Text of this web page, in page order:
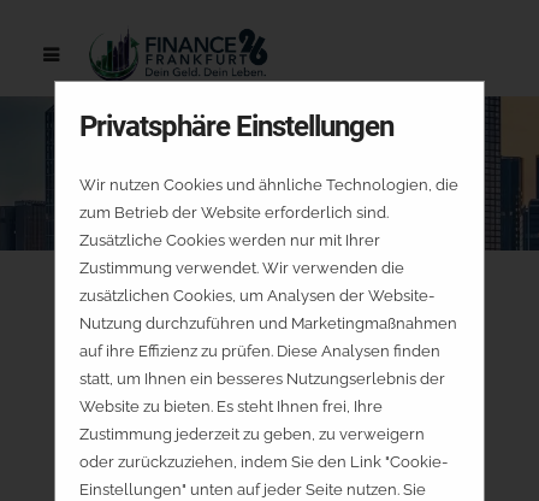
Privatsphäre Einstellungen
Wir nutzen Cookies und ähnliche Technologien, die
zum Betrieb der Website erforderlich sind.
Zusätzliche Cookies werden nur mit Ihrer
Zustimmung verwendet. Wir verwenden die
zusätzlichen Cookies, um Analysen der Website-
Nutzung durchzuführen und Marketingmaßnahmen
auf ihre Effizienz zu prüfen. Diese Analysen finden
statt, um Ihnen ein besseres Nutzungserlebnis der
Website zu bieten. Es steht Ihnen frei, Ihre
Zustimmung jederzeit zu geben, zu verweigern
oder zurückzuziehen, indem Sie den Link "Cookie-
Einstellungen" unten auf jeder Seite nutzen. Sie